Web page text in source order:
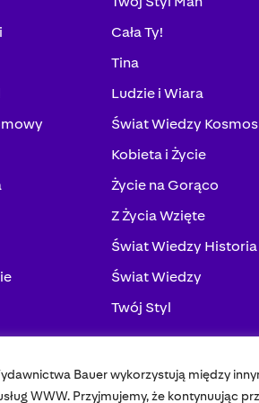
Bauer wykorzystują między
WWW. Przyjmujemy, że kontynuując
Cała Ty!
Tina
Ludzie i Wiara
Świat Wiedzy Kosmos
Kobieta i Życie
Życie na Gorąco
Z Życia Wzięte
Świat Wiedzy Historia
Świat Wiedzy
Twój Styl
Group, All Rights Reserved.